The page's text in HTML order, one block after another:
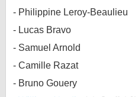
Philippine Leroy-Beaulieu
Lucas Bravo
Samuel Arnold
Camille Razat
Bruno Gouery